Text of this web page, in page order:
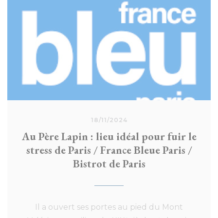
18/11/2024
Au Père Lapin : lieu idéal pour fuir le
stress de Paris / France Bleue Paris /
Bistrot de Paris
Il a ouvert ses portes au pied du Mont